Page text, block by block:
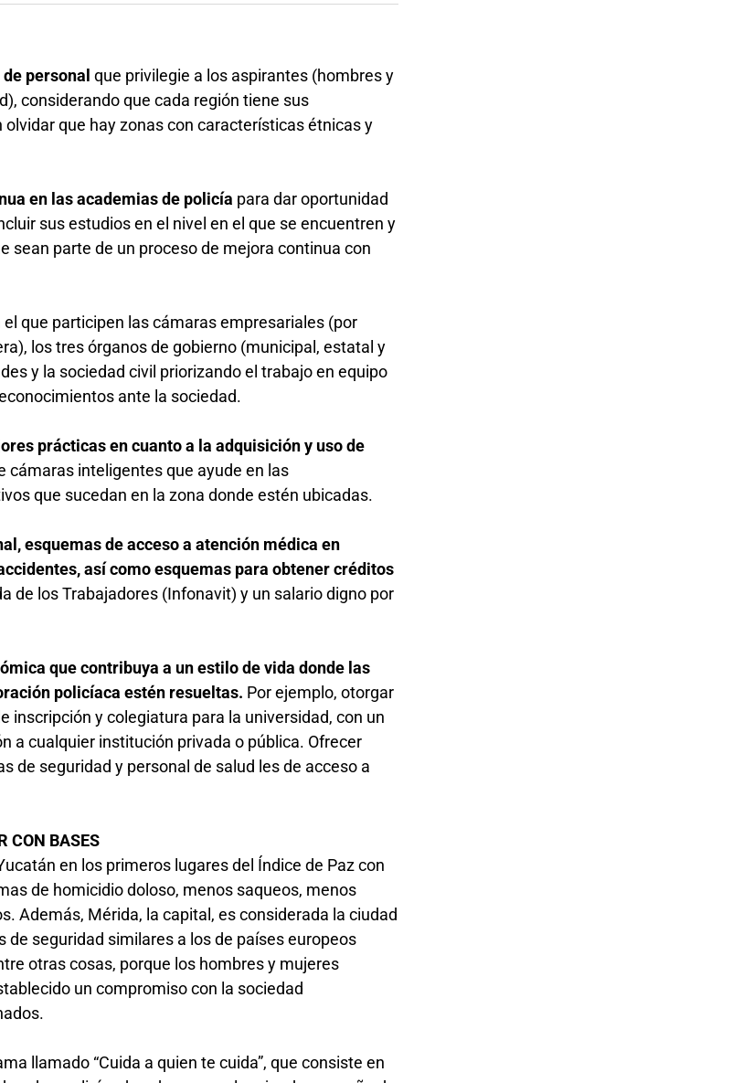
de personalque privilegie a los aspirantes (hombres y
considerando que cada región tiene sus
que hay zonas con características étnicas y
en las academias de policía para dar oportunidad
sus estudios en el nivel en el que se encuentren y
sean parte de un proceso de mejora continua con
el que participen las cámaras empresariales (por
los tres órganos de gobierno (municipal, estatal y
y la sociedad civil priorizando el trabajo en equipo
ante la sociedad.
cámaras inteligentes que ayude en las
que sucedan en la zona donde estén ubicadas.
así como esquemas para obtener créditos
de los Trabajadores (Infonavit) y un salario digno por
policíaca estén resueltas. Por ejemplo, otorgar
inscripción y colegiatura para la universidad, con un
a cualquier institución privada o pública. Ofrecer
y personal de salud les de acceso a
CON BASES
en los primeros lugares del Índice de Paz con
de homicidio doloso, menos saqueos, menos
Además, Mérida, la capital, es considerada la ciudad
seguridad similares a los de países europeos
otras cosas, porque los hombres y mujeres
un compromiso con la sociedad
llamado “Cuida a quien te cuida”, que consiste en